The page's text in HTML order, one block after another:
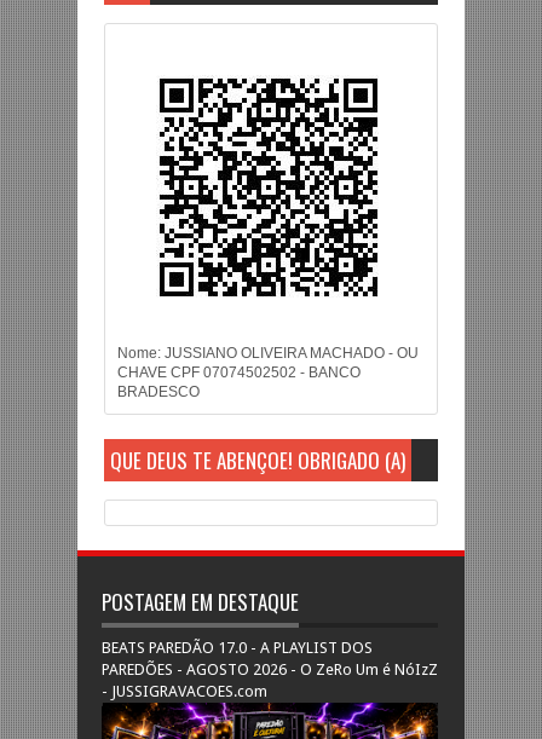
Nome: JUSSIANO OLIVEIRA MACHADO - OU
CHAVE CPF 07074502502 - BANCO
BRADESCO
QUE DEUS TE ABENÇOE! OBRIGADO (A)
POSTAGEM EM DESTAQUE
BEATS PAREDÃO 17.0 - A PLAYLIST DOS
PAREDÕES - AGOSTO 2026 - O ZeRo Um é NóIzZ
- JUSSIGRAVACOES.com